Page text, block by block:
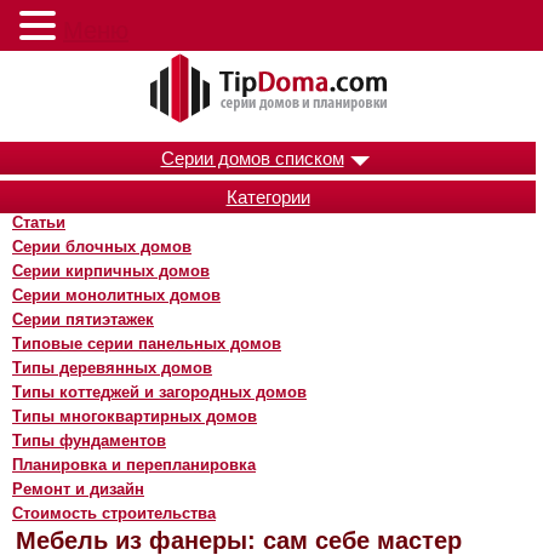
Серии домов списком
Категории
Статьи
Серии блочных домов
Серии кирпичных домов
Серии монолитных домов
Серии пятиэтажек
Типовые серии панельных домов
Типы деревянных домов
Типы коттеджей и загородных домов
Типы многоквартирных домов
Типы фундаментов
Планировка и перепланировка
Ремонт и дизайн
Стоимость строительства
Мебель из фанеры: сам себе мастер